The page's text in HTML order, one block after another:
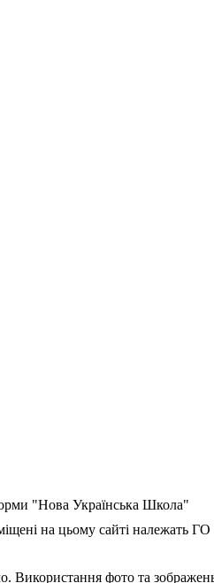
"Нова Українська Школа"
на цьому сайті належать ГО
Використання фото та